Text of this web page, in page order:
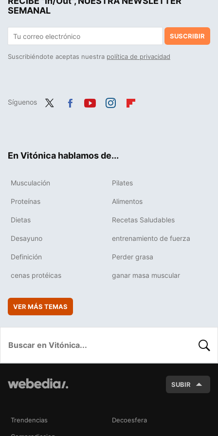
SEMANAL
SUSCRIBIR
Suscribiéndote aceptas nuestra política de privacidad
Síguenos
En Vitónica hablamos de...
Musculación Pilates
Proteínas Alimentos
Dietas Recetas Saludables
Desayuno entrenamiento de fuerza
Definición Perder grasa
cenas protéicas ganar masa muscular
VER MÁS TEMAS
SUBIR
Trendencias Decoesfera